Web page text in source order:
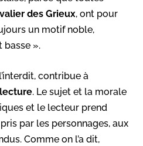
des Grieux, ont pour
un motif noble,
».
contribue à
lecture. Le sujet et la morale
et le lecteur prend
par les personnages, aux
Comme on l’a dit,